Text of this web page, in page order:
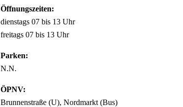
Öffnungszeiten:
dienstags 07 bis 13 Uhr
freitags 07 bis 13 Uhr
Parken:
N.N.
ÖPNV:
Brunnenstraße (U), Nordmarkt (Bus)